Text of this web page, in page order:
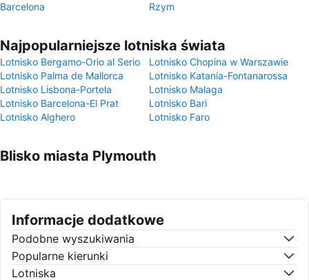
Barcelona
Rzym
Najpopularniejsze lotniska świata
Lotnisko Bergamo-Orio al Serio
Lotnisko Chopina w Warszawie
Lotnisko Palma de Mallorca
Lotnisko Katania-Fontanarossa
Lotnisko Lisbona-Portela
Lotnisko Malaga
Lotnisko Barcelona-El Prat
Lotnisko Bari
Lotnisko Alghero
Lotnisko Faro
Blisko miasta Plymouth
Informacje dodatkowe
Podobne wyszukiwania
Popularne kierunki
Lotniska